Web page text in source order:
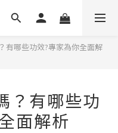
有哪些功效?專家為你全面解
？有哪些功
面解析